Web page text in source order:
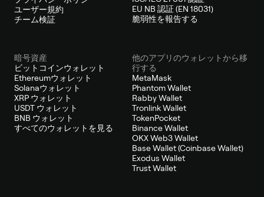
ユーザー規約
チーム検証
EU NB 認証 (EN 18031)
脆弱性を報告する
暗号資産
ビットコインウォレット
Ethereumウォレット
Solanaウォレット
XRP ウォレット
USDT ウォレット
BNB ウォレット
すべてのウォレットを見る
他のアプリのウォレットから移
行する
MetaMask
Phantom Wallet
Rabby Wallet
Tronlink Wallet
TokenPocket
Binance Wallet
OKX Web3 Wallet
Base Wallet (Coinbase Wallet)
Exodus Wallet
Trust Wallet